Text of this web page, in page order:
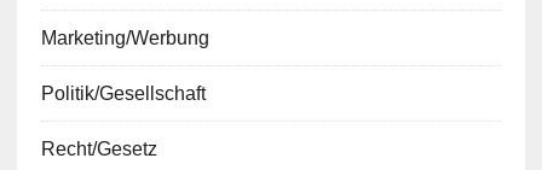
Marketing/Werbung
Politik/Gesellschaft
Recht/Gesetz